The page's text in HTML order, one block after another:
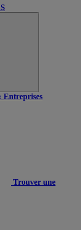
Entreprises
Trouver une